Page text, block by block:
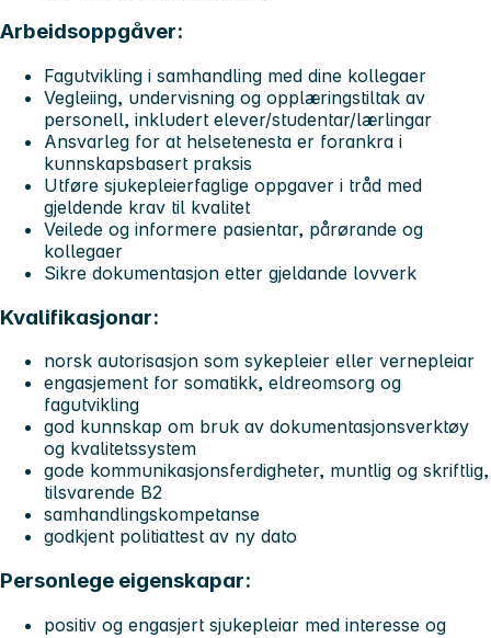
Arbeidsoppgåver:
Fagutvikling i samhandling med dine kollegaer
Vegleiing, undervisning og opplæringstiltak av
personell, inkludert elever/studentar/lærlingar
Ansvarleg for at helsetenesta er forankra i
kunnskapsbasert praksis
Utføre sjukepleierfaglige oppgaver i tråd med
gjeldende krav til kvalitet
Veilede og informere pasientar, pårørande og
kollegaer
Sikre dokumentasjon etter gjeldande lovverk
Kvalifikasjonar:
norsk autorisasjon som sykepleier eller vernepleiar
engasjement for somatikk, eldreomsorg og
fagutvikling
god kunnskap om bruk av dokumentasjonsverktøy
og kvalitetssystem
gode kommunikasjonsferdigheter, muntlig og skriftlig,
tilsvarende B2
samhandlingskompetanse
godkjent politiattest av ny dato
Personlege eigenskapar:
positiv og engasjert sjukepleiar med interesse og